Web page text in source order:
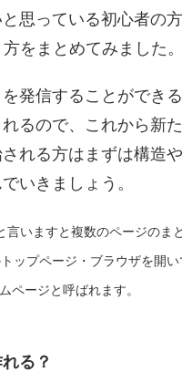
思っている初心者の
をまとめてみました。
発信することができ
るので、これから新
れる方はまずは構造
いきましょう。
言いますと複数のページのま
ップページ・ブラウザを開
ページと呼ばれます。
る？